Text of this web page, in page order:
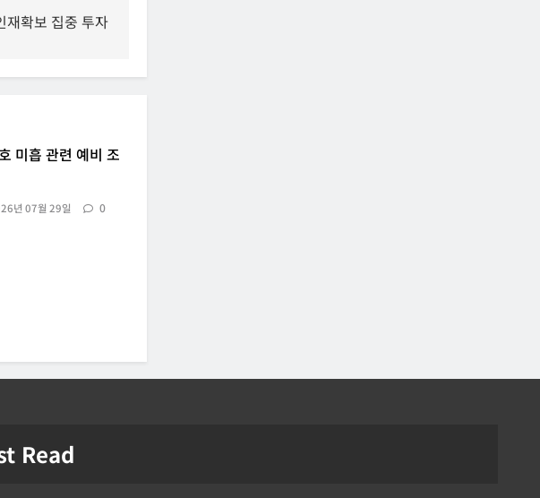
재확보 집중 투자
미흡 관련 예비 조
년 07월 29일 0
Read